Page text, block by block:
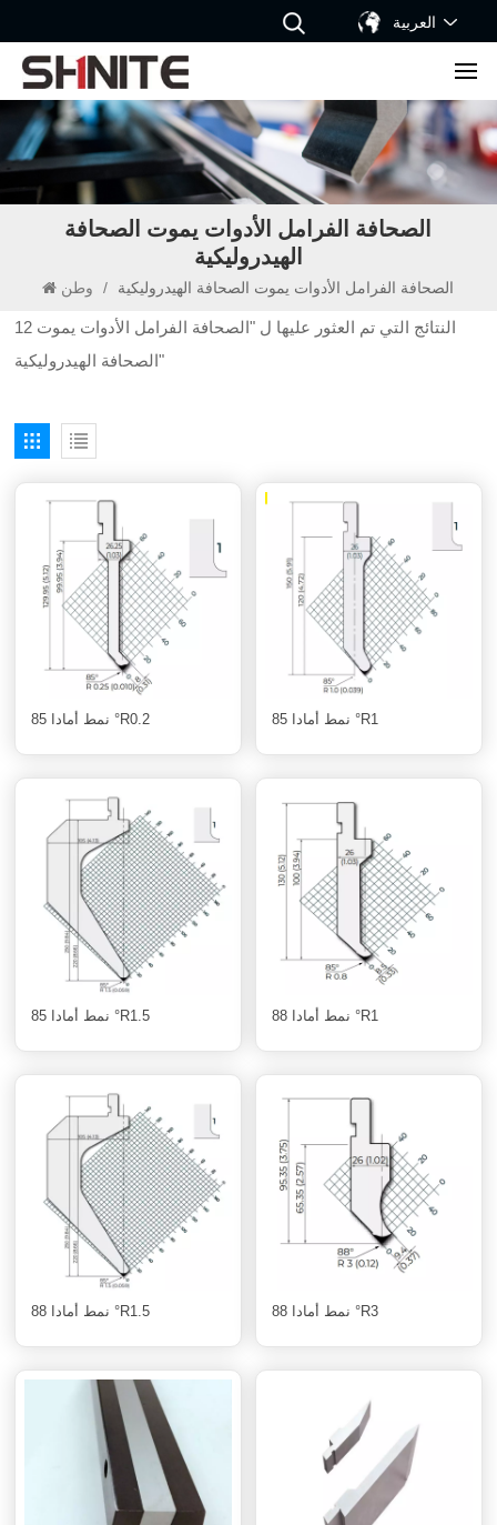
العربية
الصحافة الفرامل الأدوات يموت الصحافة
الهيدروليكية
/ الصحافة الفرامل الأدوات يموت الصحافة الهيدروليكية
12 النتائج التي تم العثور عليها ل "الصحافة الفرامل الأدوات يموت
الصحافة الهيدروليكية"
نمط أمادا 85 °R0.2 نمط أمادا 85 °R1
نمط أمادا 85 °R1.5 نمط أمادا 88 °R1
نمط أمادا 88 °R1.5 نمط أمادا 88 °R3